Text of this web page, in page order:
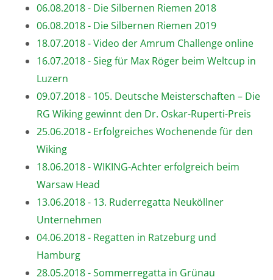
06.08.2018 - Die Silbernen Riemen 2018
06.08.2018 - Die Silbernen Riemen 2019
18.07.2018 - Video der Amrum Challenge online
16.07.2018 - Sieg für Max Röger beim Weltcup in
Luzern
09.07.2018 - 105. Deutsche Meisterschaften – Die
RG Wiking gewinnt den Dr. Oskar-Ruperti-Preis
25.06.2018 - Erfolgreiches Wochenende für den
Wiking
18.06.2018 - WIKING-Achter erfolgreich beim
Warsaw Head
13.06.2018 - 13. Ruderregatta Neuköllner
Unternehmen
04.06.2018 - Regatten in Ratzeburg und
Hamburg
28.05.2018 - Sommerregatta in Grünau